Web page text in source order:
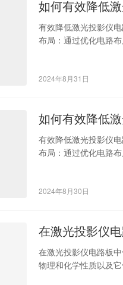
如何有效降低
有效降低激光投影仪
布局：通过优化电路
2024年8月31日
如何有效降低
有效降低激光投影仪
布局：通过优化电路
2024年8月30日
在激光投影仪
在激光投影仪电路板
物理和化学性质以及